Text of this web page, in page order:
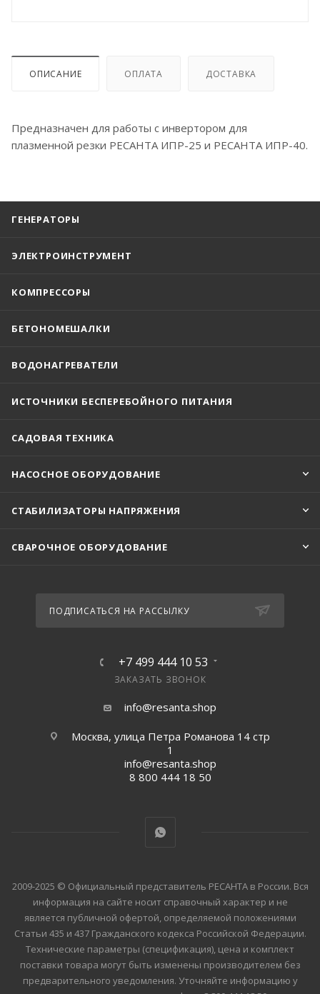
ОПИСАНИЕ ОПЛАТА ДОСТАВКА
Предназначен для работы с инвертором для
плазменной резки РЕСАНТА ИПР-25 и РЕСАНТА ИПР-40.
ГЕНЕРАТОРЫ
ЭЛЕКТРОИНСТРУМЕНТ
КОМПРЕССОРЫ
БЕТОНОМЕШАЛКИ
ВОДОНАГРЕВАТЕЛИ
ИСТОЧНИКИ БЕСПЕРЕБОЙНОГО ПИТАНИЯ
САДОВАЯ ТЕХНИКА
НАСОСНОЕ ОБОРУДОВАНИЕ
СТАБИЛИЗАТОРЫ НАПРЯЖЕНИЯ
СВАРОЧНОЕ ОБОРУДОВАНИЕ
ПОДПИСАТЬСЯ НА РАССЫЛКУ
+7 499 444 10 53
ЗАКАЗАТЬ ЗВОНОК
info@resanta.shop
Москва, улица Петра Романова 14 стр
1
info@resanta.shop
8 800 444 18 50
2009-2025 © Официальный представитель РЕСАНТА в России. Вся
информация на сайте носит справочный характер и не
является публичной офертой, определяемой положениями
Статьи 435 и 437 Гражданского кодекса Российской Федерации.
Технические параметры (спецификация), цена и комплект
поставки товара могут быть изменены производителем без
предварительного уведомления. Уточняйте информацию у